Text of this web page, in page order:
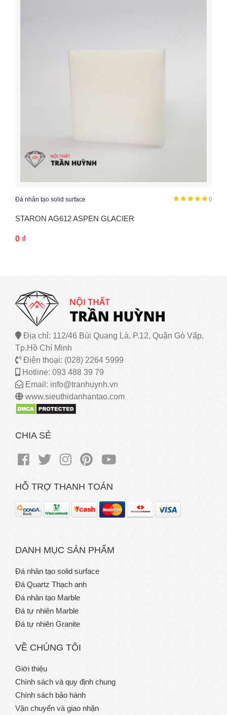
()
Đá nhân tạo solid surface
STARON AG612 ASPEN GLACIER
0 ₫
Địa chỉ: 112/46 Bùi Quang Là, P.12, Quận Gò Vấp,
Tp.Hồ Chí Minh
Điện thoại: (028) 2264 5999
Hotline: 093 488 39 79
Email: info@tranhuynh.vn
www.sieuthidanhantao.com
CHIA SẺ
HỖ TRỢ THANH TOÁN
DANH MỤC SẢN PHẨM
Đá nhân tạo solid surface
Đá Quartz Thạch anh
Đá nhân tạo Marble
Đá tự nhiên Marble
Đá tự nhiên Granite
VỀ CHÚNG TÔI
Giới thiệu
Chính sách và quy định chung
Chính sách bảo hành
Vận chuyển và giao nhận